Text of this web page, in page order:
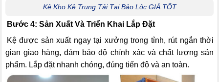
Kệ Kho Kệ Trung Tải Tại Bảo Lộc GIÁ TỐT
Bước 4: Sản Xuất Và Triển Khai Lắp Đặt
Kệ được sản xuất ngay tại xưởng trong tỉnh, rút ngắn thời
gian giao hàng, đảm bảo độ chính xác và chất lượng sản
phẩm. Lắp đặt nhanh chóng, đúng tiến độ và an toàn.